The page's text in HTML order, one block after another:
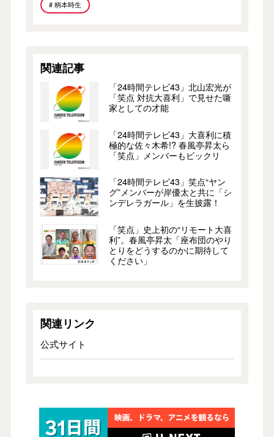
# 柄本時生
関連記事
「24時間テレビ43」北山宏光が
「笑点 対抗大喜利」で見せた噺
家としての才能
「24時間テレビ43」大喜利に積
極的な佐々木希!? 春風亭昇太ら
「笑点」メンバーもビックリ
「24時間テレビ43」笑点“ヤン
グ”メンバーが岸優太と共に「シ
ンデレラガール」を生披露！
「笑点」史上初の“リモート大喜
利”。春風亭昇太「座布団のやり
とりをどうするのかに期待して
ください」
関連リンク
公式サイト